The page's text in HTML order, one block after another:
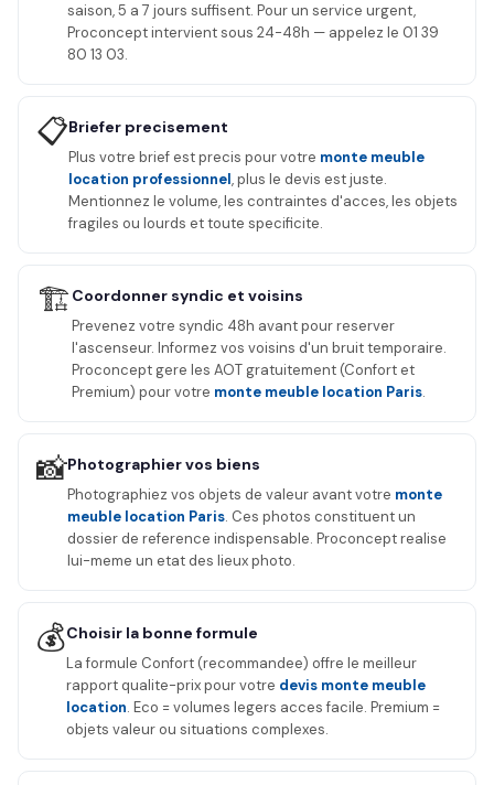
saison, 5 a 7 jours suffisent. Pour un service urgent,
Proconcept intervient sous 24-48h — appelez le 01 39
80 13 03.
📋Briefer precisement
Plus votre brief est precis pour votre monte meuble
location professionnel, plus le devis est juste.
Mentionnez le volume, les contraintes d'acces, les objets
fragiles ou lourds et toute specificite.
🏗️ Coordonner syndic et voisins
Prevenez votre syndic 48h avant pour reserver
l'ascenseur. Informez vos voisins d'un bruit temporaire.
Proconcept gere les AOT gratuitement (Confort et
Premium) pour votre monte meuble location Paris.
📸Photographier vos biens
Photographiez vos objets de valeur avant votre monte
meuble location Paris. Ces photos constituent un
dossier de reference indispensable. Proconcept realise
lui-meme un etat des lieux photo.
💰Choisir la bonne formule
La formule Confort (recommandee) offre le meilleur
rapport qualite-prix pour votre devis monte meuble
location. Eco = volumes legers acces facile. Premium =
objets valeur ou situations complexes.